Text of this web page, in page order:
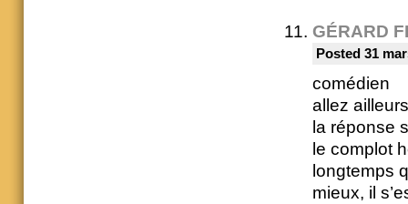
GÉRARD
Posted 31
comédien
allez
la réponse
le complot
longtemps
mieux, il